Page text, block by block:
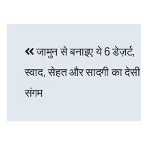
जामुन से बनाइए ये 6 डेज़र्ट,
स्वाद, सेहत और सादगी का देसी
संगम